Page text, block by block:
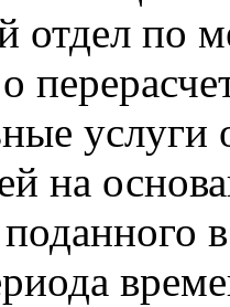
отдел по
услуги
на